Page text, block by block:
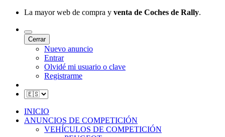
La mayor web de compra y venta de Coches de Rally.
Cerrar
Nuevo anuncio
Entrar
Olvidé mi usuario o clave
Registrarme
INICIO
ANUNCIOS DE COMPETICIÓN
VEHÍCULOS DE COMPETICIÓN